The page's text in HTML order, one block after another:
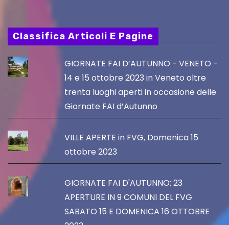
Classifica Articoli E Pagine
GIORNATE FAI D’AUTUNNO - VENETO -
14 e 15 ottobre 2023 in Veneto oltre
trenta luoghi aperti in occasione delle
Giornate FAI d’Autunno
VILLE APERTE in FVG, Domenica 15
ottobre 2023
GIORNATE FAI D'AUTUNNO: 23
APERTURE IN 9 COMUNI DEL FVG
SABATO 15 E DOMENICA 16 OTTOBRE